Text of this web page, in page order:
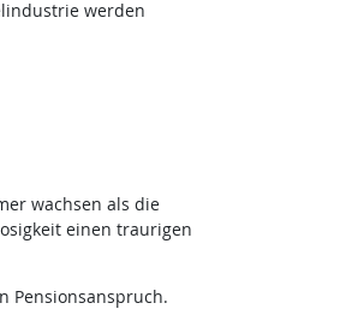
werden
wachsen als die
einen traurigen
Pensionsanspruch.